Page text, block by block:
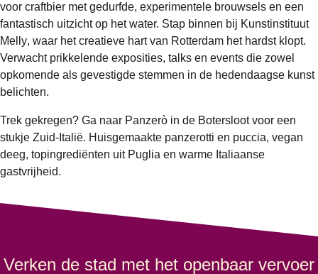
voor craftbier met gedurfde, experimentele brouwsels en een
fantastisch uitzicht op het water. Stap binnen bij Kunstinstituut
Melly, waar het creatieve hart van Rotterdam het hardst klopt.
Verwacht prikkelende exposities, talks en events die zowel
opkomende als gevestigde stemmen in de hedendaagse kunst
belichten.
Trek gekregen? Ga naar Panzerò in de Botersloot voor een
stukje Zuid-Italië. Huisgemaakte panzerotti en puccia, vegan
deeg, topingrediënten uit Puglia en warme Italiaanse
gastvrijheid.
Verken de stad met het openbaar vervoer